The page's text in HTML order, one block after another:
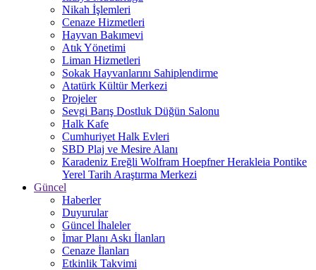
Nikah İşlemleri
Cenaze Hizmetleri
Hayvan Bakımevi
Atık Yönetimi
Liman Hizmetleri
Sokak Hayvanlarını Sahiplendirme
Atatürk Kültür Merkezi
Projeler
Sevgi Barış Dostluk Düğün Salonu
Halk Kafe
Cumhuriyet Halk Evleri
SBD Plaj ve Mesire Alanı
Karadeniz Ereğli Wolfram Hoepfner Herakleia Pontike
Yerel Tarih Araştırma Merkezi
Güncel
Haberler
Duyurular
Güncel İhaleler
İmar Planı Askı İlanları
Cenaze İlanları
Etkinlik Takvimi